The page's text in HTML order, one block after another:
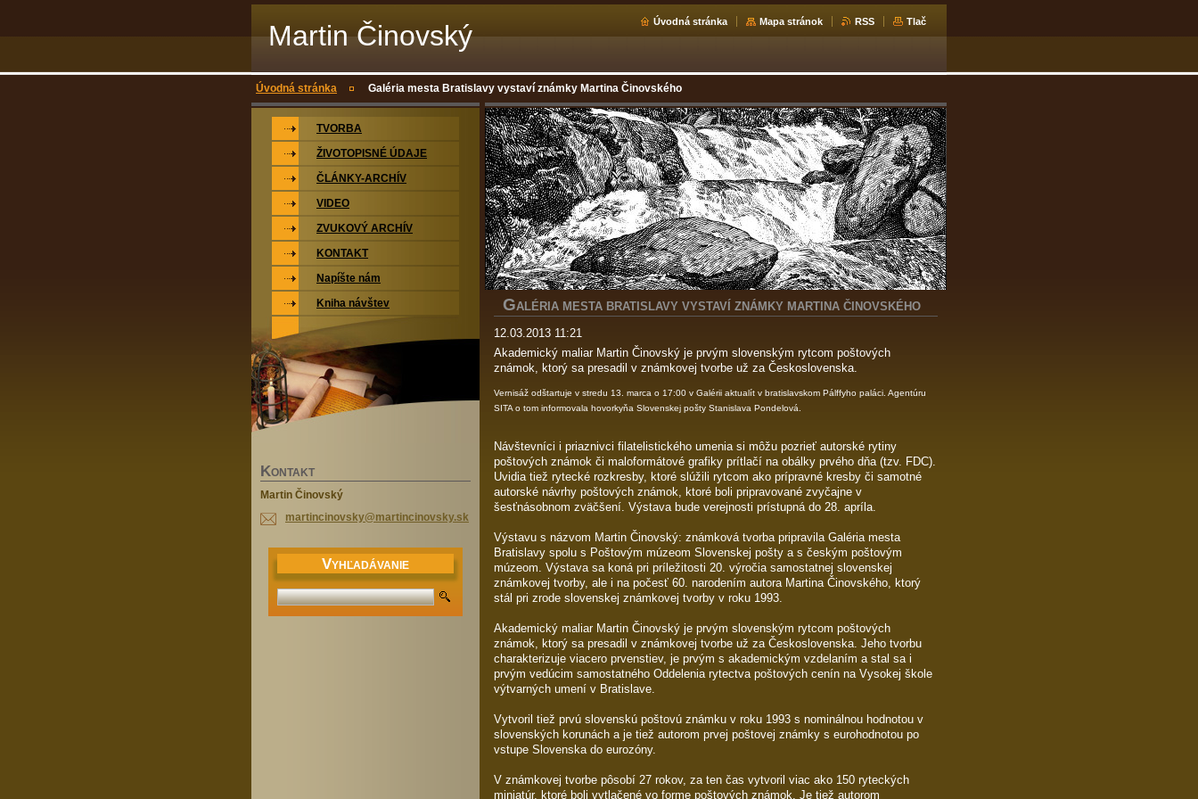
Martin Činovský Úvodná stránka Mapa stránok RSS Tlač
Úvodná stránka Galéria mesta Bratislavy vystaví známky Martina Činovského
GALÉRIA MESTA BRATISLAVY VYSTAVÍ ZNÁMKY MARTINA ČINOVSKÉHO
12.03.2013 11:21
Akademický maliar Martin Činovský je prvým slovenským rytcom poštových
známok, ktorý sa presadil v známkovej tvorbe už za Československa.
Vernisáž odštartuje v stredu 13. marca o 17:00 v Galérii aktualít v bratislavskom Pálffyho paláci. Agentúru
SITA o tom informovala hovorkyňa Slovenskej pošty Stanislava Pondelová.
Návštevníci i priaznivci filatelistického umenia si môžu pozrieť autorské rytiny
poštových známok či maloformátové grafiky prítlačí na obálky prvého dňa (tzv. FDC).
Uvidia tiež rytecké rozkresby, ktoré slúžili rytcom ako prípravné kresby či samotné
autorské návrhy poštových známok, ktoré boli pripravované zvyčajne v
šesťnásobnom zväčšení. Výstava bude verejnosti prístupná do 28. apríla.
Výstavu s názvom Martin Činovský: známková tvorba pripravila Galéria mesta
Bratislavy spolu s Poštovým múzeom Slovenskej pošty a s českým poštovým
múzeom. Výstava sa koná pri príležitosti 20. výročia samostatnej slovenskej
známkovej tvorby, ale i na počesť 60. narodením autora Martina Činovského, ktorý
stál pri zrode slovenskej známkovej tvorby v roku 1993.
Akademický maliar Martin Činovský je prvým slovenským rytcom poštových
známok, ktorý sa presadil v známkovej tvorbe už za Československa. Jeho tvorbu
charakterizuje viacero prvenstiev, je prvým s akademickým vzdelaním a stal sa i
prvým vedúcim samostatného Oddelenia rytectva poštových cenín na Vysokej škole
výtvarných umení v Bratislave.
Vytvoril tiež prvú slovenskú poštovú známku v roku 1993 s nominálnou hodnotou v
slovenských korunách a je tiež autorom prvej poštovej známky s eurohodnotou po
vstupe Slovenska do eurozóny.
V známkovej tvorbe pôsobí 27 rokov, za ten čas vytvoril viac ako 150 ryteckých
miniatúr, ktoré boli vytlačené vo forme poštových známok. Je tiež autorom
TVORBA
ŽIVOTOPISNÉ ÚDAJE
ČLÁNKY-ARCHÍV
VIDEO
ZVUKOVÝ ARCHÍV
KONTAKT
Napíšte nám
Kniha návštev
KONTAKT
Martin Činovský
martincinovsky@martincinovsky.sk
VYHĽADÁVANIE